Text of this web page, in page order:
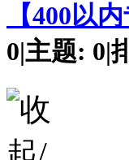
【400以
0|主题: 0|